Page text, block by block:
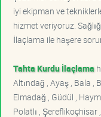
iyi ekipman ve
hizmet veriyoruz.
İlaçlama ile haşere
Tahta Kurdu İlaçlama
Altındağ , Ayaş , Bala ,
Elmadağ , Güdül ,
Polatlı , Şereflikoçhisar